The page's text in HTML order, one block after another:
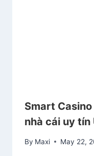
Smart
nhà cái uy tín
By Maxi May 22,